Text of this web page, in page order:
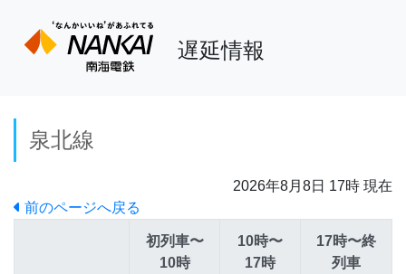
遅延情報
泉北線
2026年8月8日 17時 現在
前のページへ戻る
初列車〜
10時
10時〜
17時
17時〜終
列車